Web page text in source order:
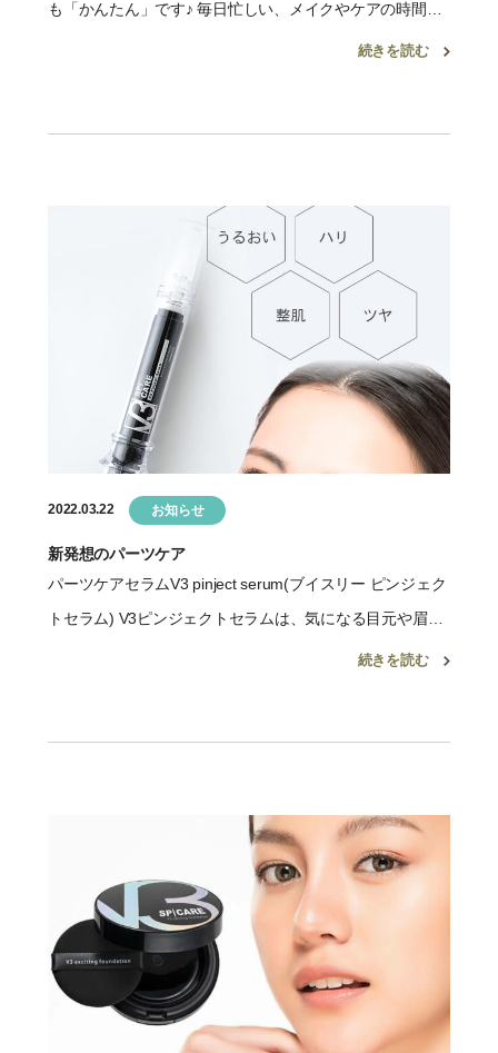
も「かんたん」です♪ 毎日忙しい、メイクやケアの時間が
少ないあなたに「ピッタリ」 ラッシュアディクトを「1日
続きを読む
2022.03.22 お知らせ
新発想のパーツケア
パーツケアセラムV3 pinject serum(ブイスリー ピンジェク
トセラム) V3ピンジェクトセラムは、気になる目元や眉
間、ほうれい線周り、口元周りに効果的です。 イノスピキ
続きを読む